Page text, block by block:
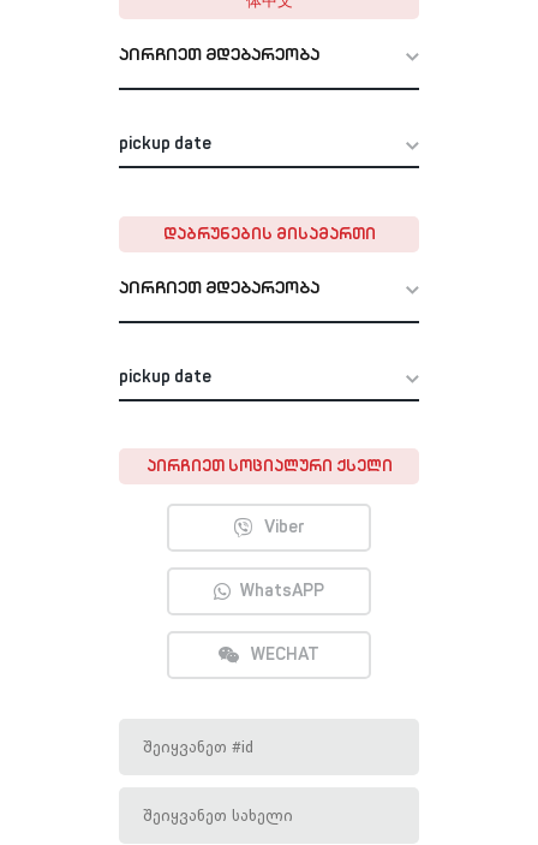
აირჩიეთ მდებარეობა
ᲓᲐᲑᲠᲣᲜᲔᲑᲘᲡ ᲛᲘᲡᲐᲛᲐᲠᲗᲘ
აირჩიეთ მდებარეობა
ᲐᲘᲠᲩᲘᲔᲗ ᲡᲝᲪᲘᲐᲚᲣᲠᲘ ᲥᲡᲔᲚᲘ
Viber
WhatsAPP
WECHAT